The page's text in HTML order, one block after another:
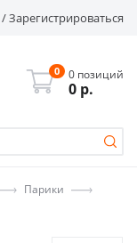
/Зарегистрироваться
0 0 позиций
0 р.
Парики